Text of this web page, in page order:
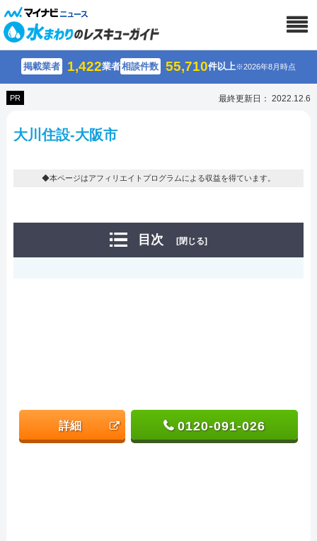
掲載業者 1,422業者相談件数 55,710件以上※2026年8月時点
PR 最終更新日： 2022.12.6
大川住設-大阪市
◆本ページはアフィリエイトプログラムによる収益を得ています。
目次 [閉じる]
詳細 0120-091-026